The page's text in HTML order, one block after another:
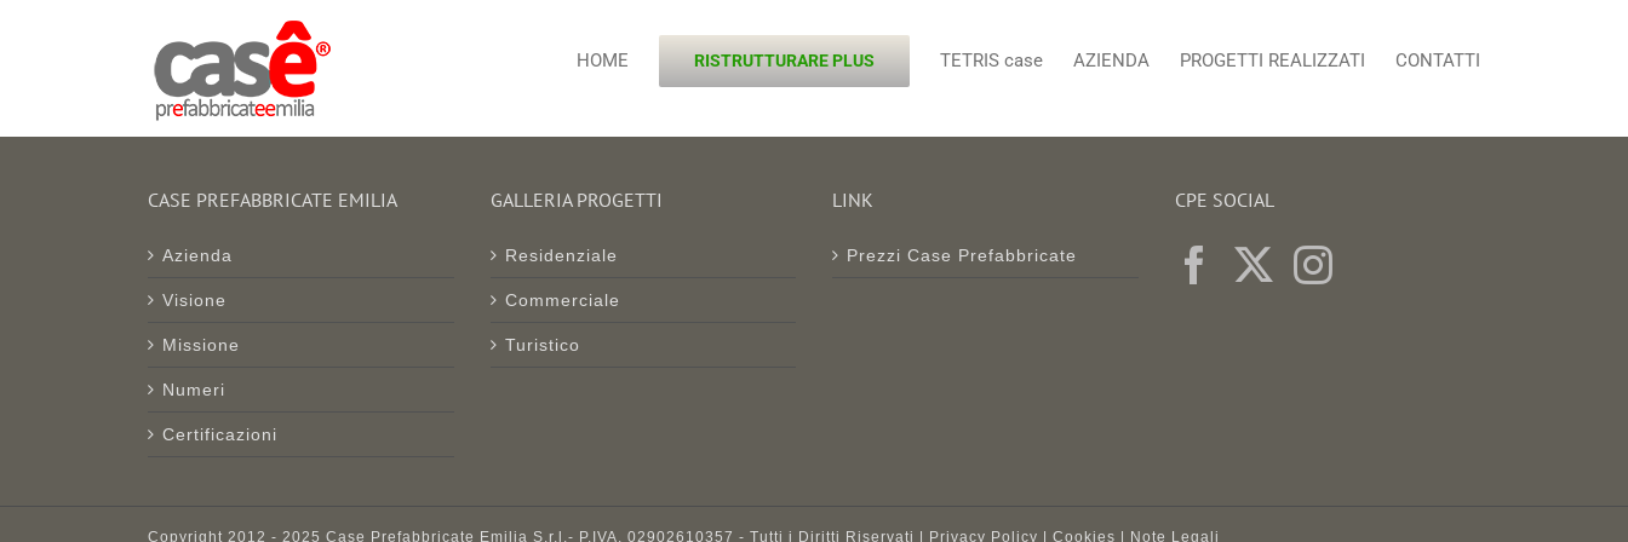
HOME RISTRUTTURARE PLUS TETRIS case AZIENDA PROGETTI REALIZZATI CONTATTI
CASE PREFABBRICATE EMILIA
Azienda
Visione
Missione
Numeri
Certificazioni
GALLERIA PROGETTI
Residenziale
Commerciale
Turistico
LINK
Prezzi Case Prefabbricate
CPE SOCIAL
Copyright 2012 - 2025 Case Prefabbricate Emilia S.r.l.- P.IVA. 02902610357 - Tutti i Diritti Riservati | Privacy Policy Cookies
Note Legali